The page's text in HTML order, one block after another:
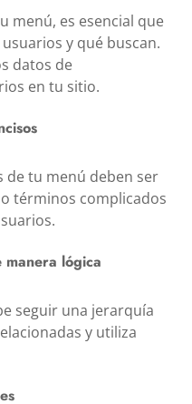
menú, es esencial que
y qué buscan.
datos de
en tu sitio.
de tu menú deben ser
términos complicados
lógica
seguir una jerarquía
y utiliza